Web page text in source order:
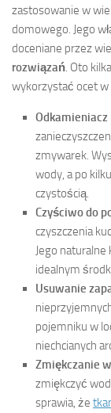
zastosowanie w
domowego. Jego
doceniane przez
rozwiązań. Oto
wykorzystać ocet
Odkamieniacz
zmywarek.
wody, a po
czystością.
Czyściwo do
czyszczenia
Jego naturalne
idealnym
Usuwanie
pojemniku w
niechcianych
Zmiękczanie
zmiękczyć
sprawia, że